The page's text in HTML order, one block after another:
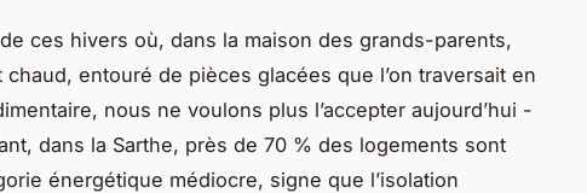
ces hivers où, dans la maison des grands-parents,
entouré de pièces glacées que l’on traversait en
nous ne voulons plus l’accepter aujourd’hui -
dans la Sarthe, près de 70 % des logements sont
énergétique médiocre, signe que l’isolation